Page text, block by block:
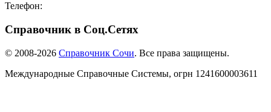
Телефон:
Справочник в Соц.Сетях
© 2008-2026 Справочник Сочи. Все права защищены.
Международные Справочные Системы, огрн 1241600003611